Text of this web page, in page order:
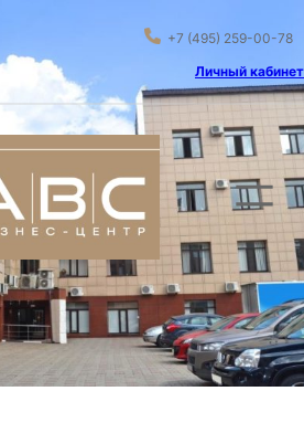
+7 (495) 259-00-78
Личный кабинет